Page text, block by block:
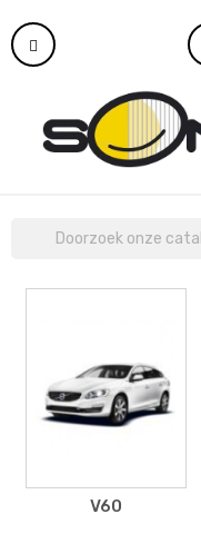
V60